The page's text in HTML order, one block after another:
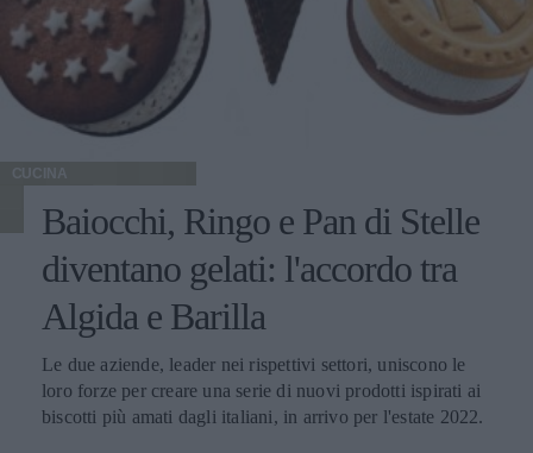
CUCINA
Baiocchi, Ringo e Pan di Stelle
diventano gelati: l'accordo tra
Algida e Barilla
Le due aziende, leader nei rispettivi settori, uniscono le
loro forze per creare una serie di nuovi prodotti ispirati ai
biscotti più amati dagli italiani, in arrivo per l'estate 2022.